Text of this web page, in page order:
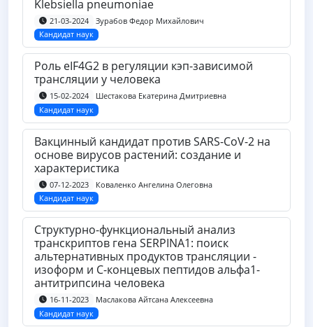
Klebsiella pneumoniae
21-03-2024
Зурабов Федор Михайлович
Кандидат наук
Роль eIF4G2 в регуляции кэп-зависимой
трансляции у человека
15-02-2024
Шестакова Екатерина Дмитриевна
Кандидат наук
Вакцинный кандидат против SARS-CoV-2 на
основе вирусов растений: создание и
характеристика
07-12-2023
Коваленко Ангелина Олеговна
Кандидат наук
Структурно-функциональный анализ
транскриптов гена SERPINA1: поиск
альтернативных продуктов трансляции -
изоформ и С-концевых пептидов альфа1-
антитрипсина человека
16-11-2023
Маслакова Айтсана Алексеевна
Кандидат наук